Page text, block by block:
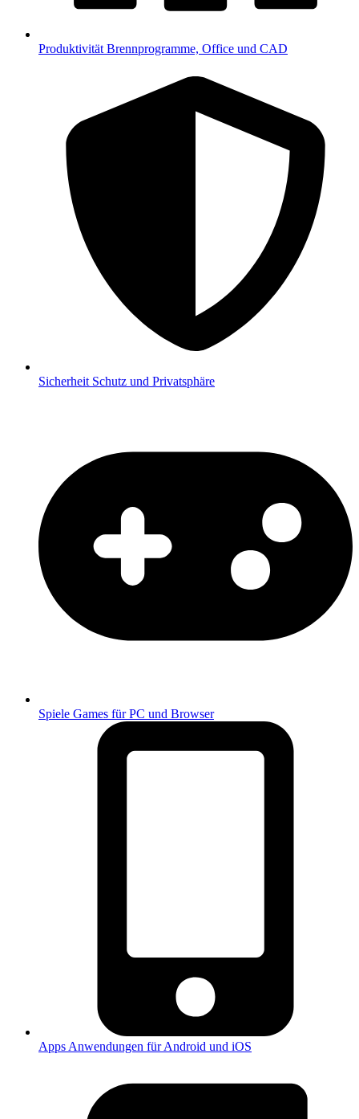
Produktivität Brennprogramme, Office und CAD
Sicherheit Schutz und Privatsphäre
Spiele Games für PC und Browser
Apps Anwendungen für Android und iOS